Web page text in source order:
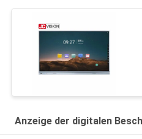
Anzeige der digitalen